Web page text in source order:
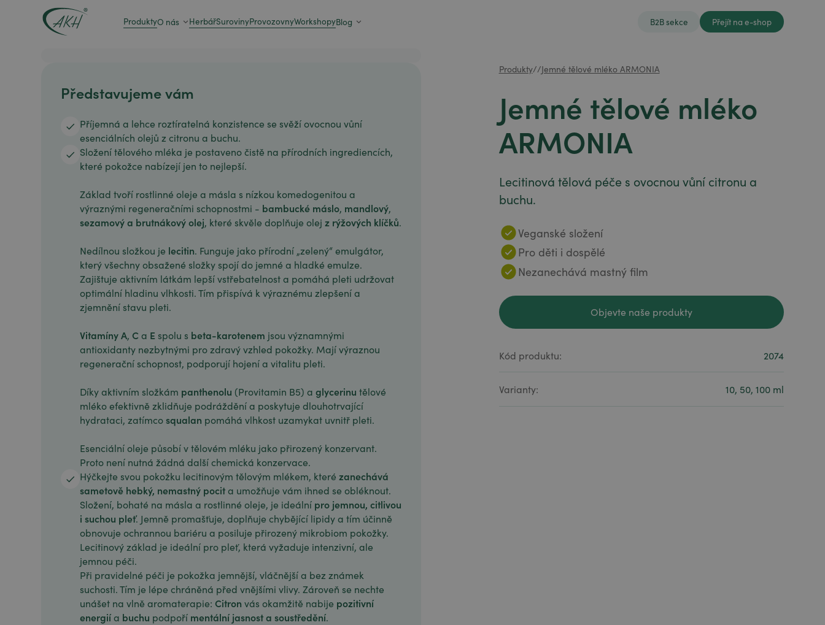
ProduktyO nás HerbářSurovinyProvozovnyWorkshopyBlog B2B sekce Přejít na e-shop
Představujeme vám
Příjemná a lehce roztíratelná konzistence se svěží ovocnou vůní
esenciálních olejů z citronu a buchu.
Složení tělového mléka je postaveno čistě na přírodních ingrediencích,
které pokožce nabízejí jen to nejlepší.
Základ tvoří rostlinné oleje a másla s nízkou komedogenitou a
výraznými regeneračními schopnostmi - bambucké máslo, mandlový,
sezamový a brutnákový olej, které skvěle doplňuje olej z rýžových klíčků.
Nedílnou složkou je lecitin. Funguje jako přírodní „zelený“ emulgátor,
který všechny obsažené složky spojí do jemné a hladké emulze.
Zajištuje aktivním látkám lepší vstřebatelnost a pomáhá pleti udržovat
optimální hladinu vlhkosti. Tím přispívá k výraznému zlepšení a
zjemnění stavu pleti.
Vitamíny A,C a E spolu s beta-karotenem jsou významnými
antioxidanty nezbytnými pro zdravý vzhled pokožky. Mají výraznou
regenerační schopnost, podporují hojení a vitalitu pleti.
Díky aktivním složkám panthenolu (Provitamin B5) a glycerinu tělové
mléko efektivně zklidňuje podráždění a poskytuje dlouhotrvající
hydrataci, zatímco squalan pomáhá vlhkost uzamykat uvnitř pleti.
Esenciální oleje působí v tělovém mléku jako přirozený konzervant.
Proto není nutná žádná další chemická konzervace.
Hýčkejte svou pokožku lecitinovým tělovým mlékem, kterézanechává
sametově hebký, nemastný pocita umožňuje vám ihned se obléknout.
Složení, bohaté na másla a rostlinné oleje, je ideální pro jemnou, citlivou
i suchou pleť. Jemně promašťuje, doplňuje chybějící lipidy a tím účinně
obnovuje ochrannou bariéru a posiluje přirozený mikrobiom pokožky.
Lecitinový základ je ideální pro pleť, která vyžaduje intenzivní, ale
jemnou péči.
Při pravidelné péči je pokožka jemnější, vláčnější a bez známek
suchosti. Tím je lépe chráněná před vnějšími vlivy. Zároveň se nechte
unášet na vlně aromaterapie:Citron vás okamžitě nabije pozitivní
energiía buchu podpoří mentální jasnost a soustředění.
Produkty//Jemné tělové mléko ARMONIA
Jemné tělové mléko
ARMONIA
Lecitinová tělová péče s ovocnou vůní citronu a
buchu.
Veganské složení
Pro děti i dospělé
Nezanechává mastný film
Objevte naše produkty
Objevte naše produkty
Kód produktu: 2074
Varianty: 10, 50, 100 ml